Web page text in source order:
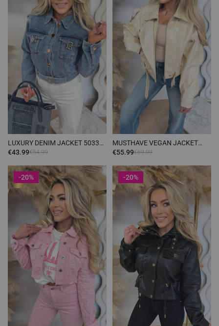
LUXURY DENIM JACKET 5033
DENIMBLUE
€43.99€54.99
MUSTHAVE VEGAN JACKET
6238 LIGHTBEIGE
€55.99€69.99
-20% -20%